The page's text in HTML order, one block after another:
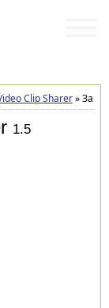
Clip Sharer»
1.5